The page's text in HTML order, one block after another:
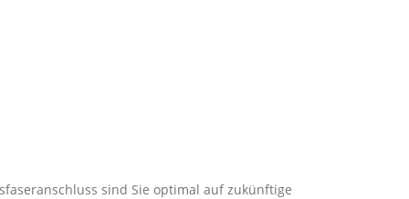
sind Sie optimal auf zukünftige